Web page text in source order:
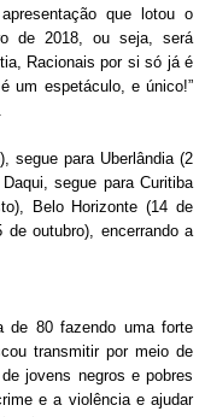
que lotou o
de 2018, ou seja, será
Racionais por si só já é
um espetáculo, e único!”
segue para Uberlândia (2
segue para Curitiba
Belo Horizonte (14 de
outubro), encerrando a
de 80 fazendo uma forte
transmitir por meio de
jovens negros e pobres
e a violência e ajudar